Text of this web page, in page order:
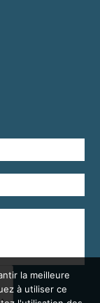
la meilleure
à utiliser ce